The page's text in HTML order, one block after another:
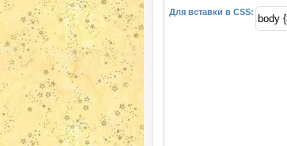
Для вставки в CSS: